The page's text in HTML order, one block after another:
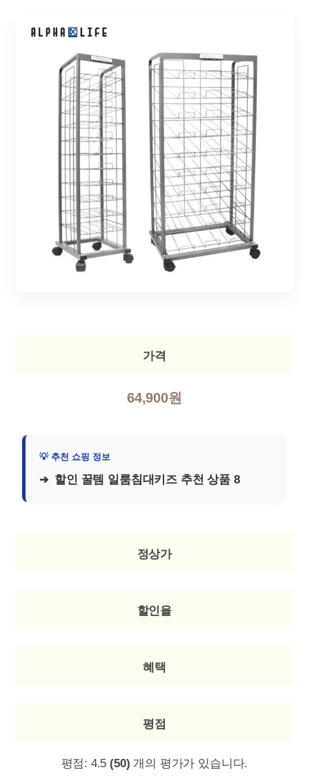
가격
64,900원
할인 꿀템 일룸침대키즈 추천 상품 8
정상가
할인율
혜택
평점
평점: 4.5 (50) 개의 평가가 있습니다.